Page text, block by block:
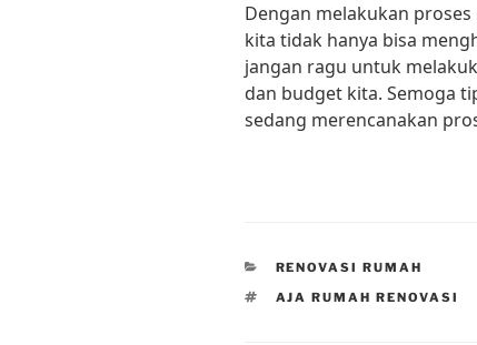
Dengan melakukan
kita tidak hanya bisa
jangan ragu untuk
dan budget kita. Semoga
sedang merencanakan
CATEGORIES
RENOVASI RUMAH
TAGS
AJA RUMAH RENOVASI